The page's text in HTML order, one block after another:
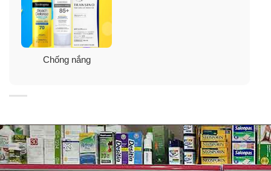
✓ Khả năng chống nắng tối ưu với chỉ số SPF50+
PA++++ cao nhất trong vùng an toàn. Kem chống nắng
Allie bảo vệ da khỏi tia UVA và UVB, ngăn chặn nám,
tàn nhang, đốm nâu.
trên bề mặt da bất chấp việc da không được mịn hay lỗ
chân lông to.
Chống nắng